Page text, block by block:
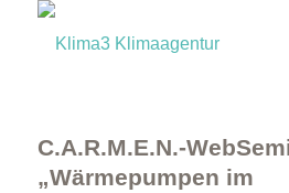
C.A.R.M.E.N.-
„Wärmepumpen im